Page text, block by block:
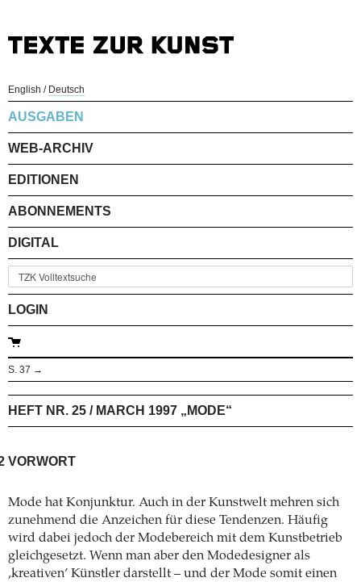
English / Deutsch
AUSGABEN
WEB-ARCHIV
EDITIONEN
ABONNEMENTS
DIGITAL
LOGIN
S. 37 →
HEFT NR. 25 / MARCH 1997 „MODE“
VORWORT
Mode hat Konjunktur. Auch in der Kunstwelt mehren sich
zunehmend die Anzeichen für diese Tendenzen. Häufig
wird dabei jedoch der Modebereich mit dem Kunstbetrieb
gleichgesetzt. Wenn man aber den Modedesigner als
‚kreativen’ Künstler darstellt – und der Mode somit einen